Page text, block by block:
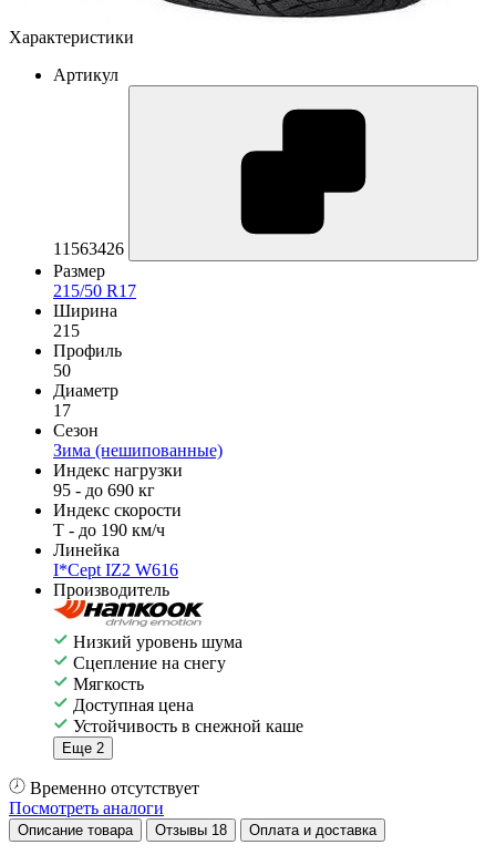
Характеристики
Артикул
11563426
Размер
215/50 R17
Ширина
215
Профиль
50
Диаметр
17
Сезон
Зима (нешипованные)
Индекс нагрузки
95 - до 690 кг
Индекс скорости
T - до 190 км/ч
Линейка
I*Cept IZ2 W616
Производитель
Низкий уровень шума
Сцепление на снегу
Мягкость
Доступная цена
Устойчивость в снежной каше
Еще 2
Временно отсутствует
Посмотреть аналоги
Описание товара Отзывы 18 Оплата и доставка